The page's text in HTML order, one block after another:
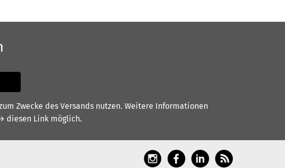
Zwecke des Versands nutzen. Weitere Informationen
diesen Link möglich.